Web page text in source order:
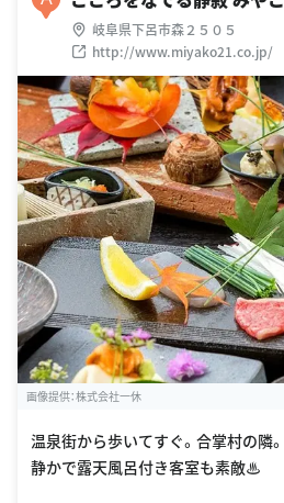
岐阜県下呂市森２５０５
http://www.miyako21.co.jp/
画像提供：株式会社一休
温泉街から歩いてすぐ。合掌村の隣。
静かで露天風呂付き客室も素敵♨︎